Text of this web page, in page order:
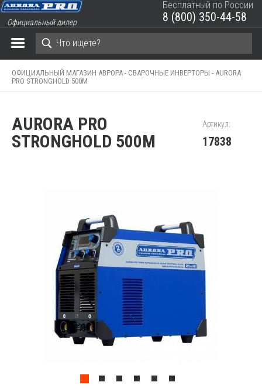
Официальный дилер
Бесплатный по России
8 (800) 350-44-58
ОФИЦИАЛЬНЫЙ МАГАЗИН АВРОРА - СВАРОЧНЫЕ ИНВЕРТОРЫ - AURORA
PRO STRONGHOLD 500M
AURORA PRO
STRONGHOLD 500M
Артикул:
17838
ЗАКРЫТЬ КОРЗИНУ